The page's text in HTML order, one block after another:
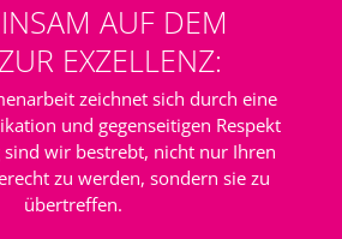
AUF DEM
EXZELLENZ:
zeichnet sich durch eine
und gegenseitigen Respekt
sind wir bestrebt, nicht nur Ihren
zu werden, sondern sie zu
übertreffen.